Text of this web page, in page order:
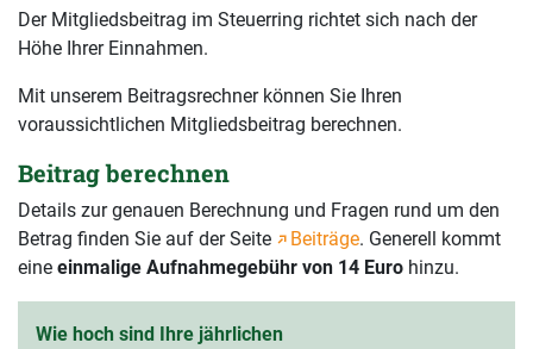
Der Mitgliedsbeitrag im Steuerring richtet sich nach der
Höhe Ihrer Einnahmen.
Mit unserem Beitragsrechner können Sie Ihren
voraussichtlichen Mitgliedsbeitrag berechnen.
Beitrag berechnen
Details zur genauen Berechnung und Fragen rund um den
Betrag finden Sie auf der Seite
Beiträge. Generell kommt
eine einmalige Aufnahmegebühr von 14 Euro hinzu.
Wie hoch sind Ihre jährlichen